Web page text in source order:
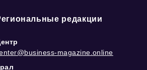
редакции
magazine.online